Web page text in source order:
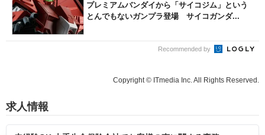
プレミアムバンダイから「サイコジム」という
とんでもないガンプラ登場 サイコガンダ...
Recommended by
Copyright © ITmedia Inc. All Rights Reserved.
求人情報